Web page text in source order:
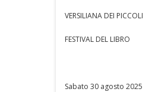
VERSILIANA DEI PICCOLI
FESTIVAL DEL LIBRO
Sabato 30 agosto 2025